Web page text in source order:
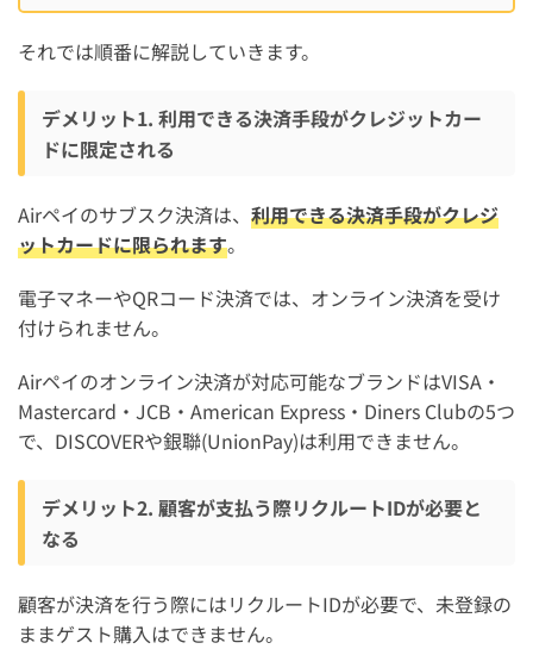
それでは順番に解説していきます。
デメリット1. 利用できる決済手段がクレジットカー
ドに限定される
Airペイのサブスク決済は、 利用できる決済手段がクレジ
ットカードに限られます。
電子マネーやQRコード決済では、オンライン決済を受け
付けられません。
Airペイのオンライン決済が対応可能なブランドはVISA・
Mastercard・JCB・American Express・Diners Clubの5つ
で、DISCOVERや銀聯(UnionPay)は利用できません。
デメリット2. 顧客が支払う際リクルートIDが必要と
なる
顧客が決済を行う際にはリクルートIDが必要で、未登録の
ままゲスト購入はできません。